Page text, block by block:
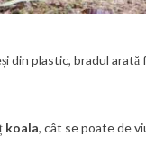
din plastic, bradul
koala, cât se poate de